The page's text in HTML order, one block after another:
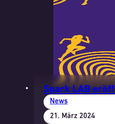
Spark LAB
News
21. März 2024